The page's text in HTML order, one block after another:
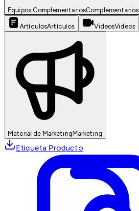
Equipos ComplementariosComplementarios
ArtículosArtículos VideosVideos
Material de MarketingMarketing
Etiqueta Producto